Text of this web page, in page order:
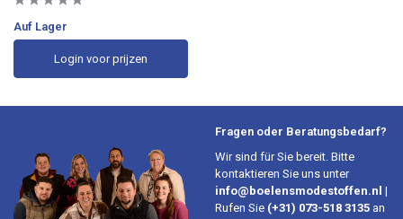
Auf Lager
Login voor prijzen
Fragen oder Beratungsbedarf?
Wir sind für Sie bereit. Bitte
kontaktieren Sie uns unter
info@boelensmodestoffen.nl |
Rufen Sie (+31) 073-518 3135 an